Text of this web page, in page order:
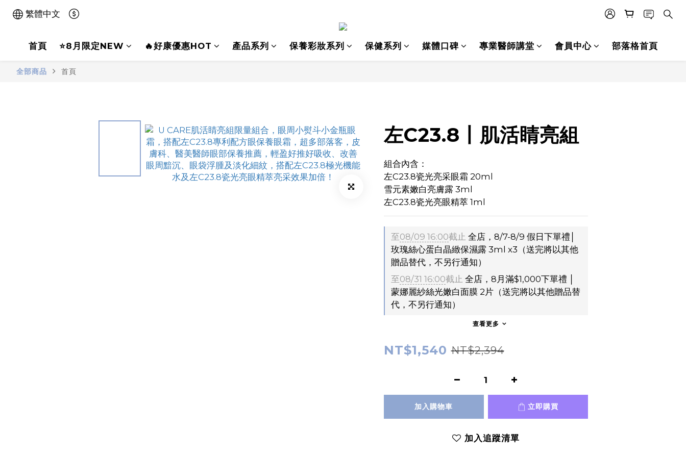
繁體中文
首頁 ⭐8月限定NEW 🔥好康優惠HOT 產品系列 保養彩妝系列 保健系列 媒體口碑 專業醫師講堂 會員中心 部落格首頁
全部商品 首頁
左C23.8丨肌活睛亮組
組合內含：
左C23.8瓷光亮采眼霜 20ml
雪元素嫩白亮膚露 3ml
左C23.8瓷光亮眼精萃 1ml
至08/09 16:00截止 全店，8/7-8/9 假日下單禮│
玫瑰絲心蛋白晶緻保濕露 3ml x3（送完將以其他
贈品替代，不另行通知）
至08/31 16:00截止 全店，8月滿$1,000下單禮 │
蒙娜麗紗絲光嫩白面膜 2片（送完將以其他贈品替
代，不另行通知）
查看更多
NT$1,540 NT$2,394
加入購物車 立即購買
加入追蹤清單